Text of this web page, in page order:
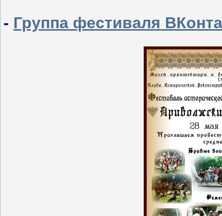
- Группа фестиваля